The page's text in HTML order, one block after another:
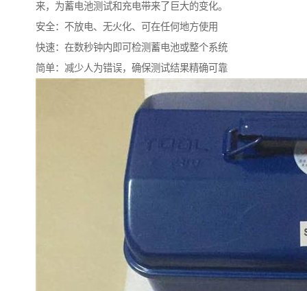
来，为蓄电池测试和充电带来了巨大的变化。
安全：不放电、无火化、可在任何地方使用
快速：在数秒钟内即可检测蓄电池或整个系统
简单：减少人为错误，确保测试结果精确可靠